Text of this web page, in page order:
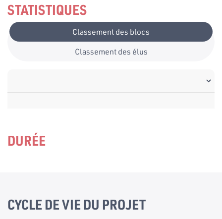
STATISTIQUES
Classement des blocs
Classement des élus
DURÉE
CYCLE DE VIE DU PROJET